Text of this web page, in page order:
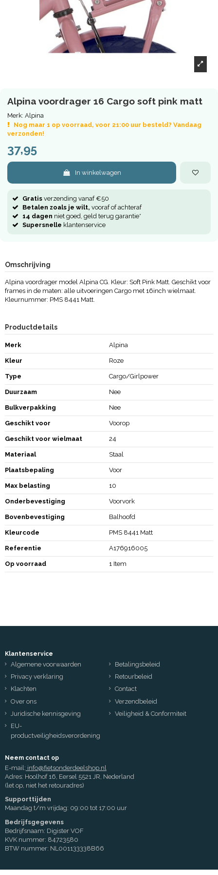
Alpina voordrager 16 Cargo soft pink matt
Merk: Alpina
Nog maar 1 op voorraad, voor 21:00 uur besteld? Vandaag
verzonden!
37,95
In winkelwagen
Gratis verzending vanaf €50
Betalen zoals je wilt, vooraf of achteraf
14 dagen niet goed, geld terug garantie*
Supersnelle klantenservice
Omschrijving
Alpina voordrager model Alpina CG. Kleur: Soft Pink Matt. Geschikt voor
frames in de maten: alle uitvoeringen Cargo met 16inch wielmaat.
Kleurnummer: PMS 8441 Matt.
Productdetails
Merk Alpina
Kleur Roze
Type Cargo/Girlpower
Duurzaam Nee
Bulkverpakking Nee
Geschikt voor Voorop
Geschikt voor wielmaat 24
Materiaal Staal
Plaatsbepaling Voor
Max belasting 10
Onderbevestiging Voorvork
Bovenbevestiging Balhoofd
Kleurcode PMS 8441 Matt
Referentie A176916005
Op voorraad 1 Item
Klantenservice
Algemene voorwaarden
Betalingsbeleid
Privacy verklaring
Retourbeleid
Klachten
Contact
Over ons
Verzendbeleid
Juridische kennisgeving
Veiligheid & Conformiteit
EU-
productveiligheidsverordening
Neem contact op
E-mail: info@fietsonderdeelshop.nl
Adres: Hoolhof 16, Eersel 5521 JR, Nederland
(let op, niet het retouradres)
Supporttijden
Maandag t/m vrijdag: 09:00 tot 17:00 uur
Bedrijfsgegevens
Bedrijfsnaam: Digister VOF
KVK nummer: 84723580
BTW nummer: NL001133338B66